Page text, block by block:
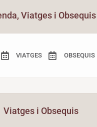
Viatges i Obsequis
VIATGES OBSEQUIS
Viatges i Obsequis